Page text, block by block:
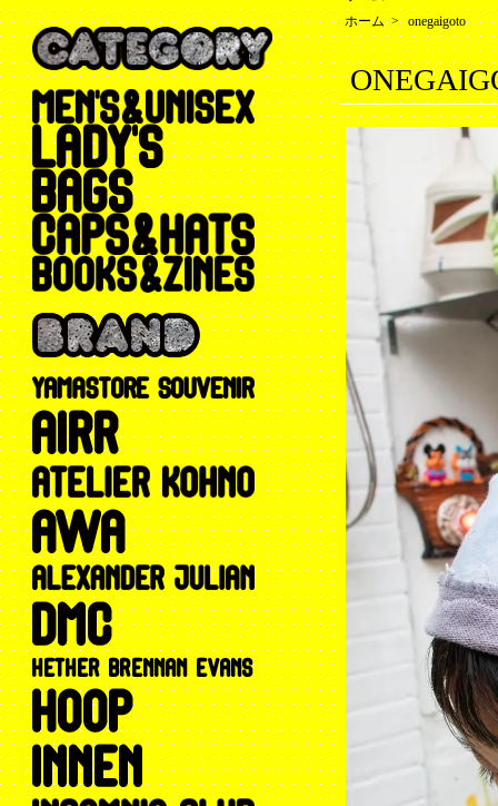
ホーム > onegaigoto